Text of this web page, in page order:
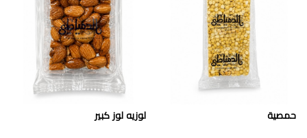
حمصية لوزيه لوز كبير